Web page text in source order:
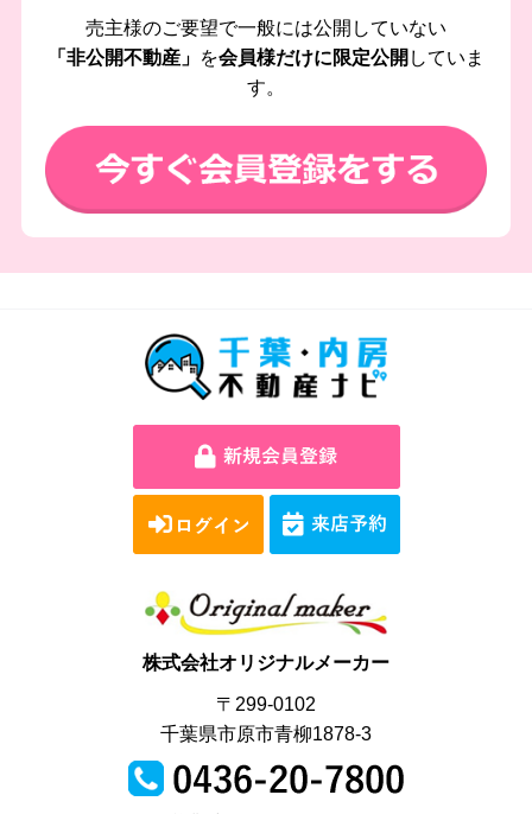
売主様のご要望で一般には公開していない
「非公開不動産」 を会員様だけに限定公開 していま
す。
株式会社オリジナルメーカー
〒299-0102
千葉県市原市青柳1878-3